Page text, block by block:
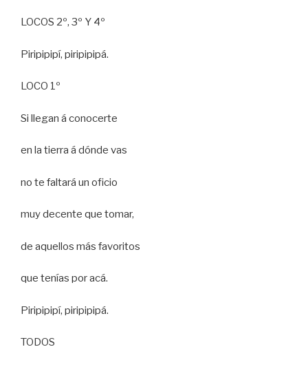
LOCOS 2º, 3º Y 4º
Piripipipí, piripipipá.
LOCO 1º
Si llegan á conocerte
en la tierra á dónde vas
no te faltará un oficio
muy decente que tomar,
de aquellos más favoritos
que tenías por acá.
Piripipipí, piripipipá.
TODOS